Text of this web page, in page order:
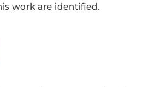
work are identified.